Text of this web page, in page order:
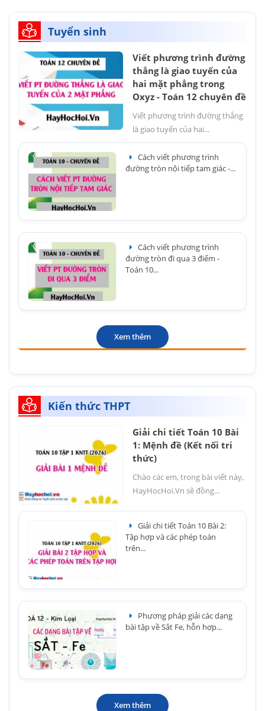
Tuyển sinh
Viết phương trình đường
thẳng là giao tuyến của
hai mặt phẳng trong
Oxyz - Toán 12 chuyên đề
Viết phương trình đường thẳng
là giao tuyến của hai...
Cách viết phương trình
đường tròn nội tiếp tam giác -...
Cách viết phương trình
đường tròn đi qua 3 điểm -
Toán 10...
Xem thêm
Kiến thức THPT
Giải chi tiết Toán 10 Bài
1: Mệnh đề (Kết nối tri
thức)
Chào các em, trong bài viết này,
HayHocHoi.Vn sẽ đồng...
Giải chi tiết Toán 10 Bài 2:
Tập hợp và các phép toán
trên...
Phương pháp giải các dạng
bài tập về Sắt Fe, hỗn hợp...
Xem thêm